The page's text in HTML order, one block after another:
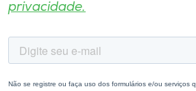
privacidade.